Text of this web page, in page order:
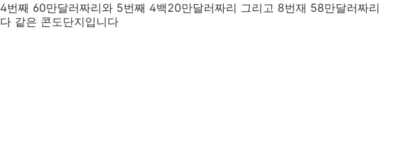
4번째 60만달러짜리와 5번째 4백20만달러짜리 그리고 8번재 58만달러짜리
다 같은 콘도단지입니다